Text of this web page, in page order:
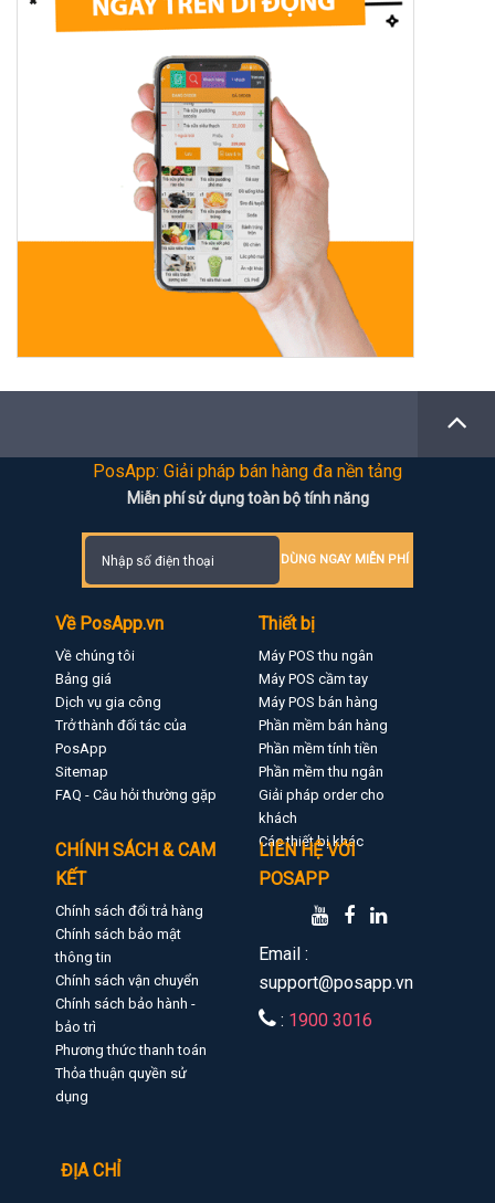
PosApp: Giải pháp bán hàng đa nền tảng
Miễn phí sử dụng toàn bộ tính năng
DÙNG NGAY MIỄN PHÍ
Về PosApp.vn
Về chúng tôi
Bảng giá
Dịch vụ gia công
Trở thành đối tác của
PosApp
Sitemap
FAQ - Câu hỏi thường gặp
Thiết bị
Máy POS thu ngân
Máy POS cầm tay
Máy POS bán hàng
Phần mềm bán hàng
Phần mềm tính tiền
Phần mềm thu ngân
Giải pháp order cho
khách
Các thiết bị khác
CHÍNH SÁCH & CAM
KẾT
Chính sách đổi trả hàng
Chính sách bảo mật
thông tin
Chính sách vận chuyển
Chính sách bảo hành -
bảo trì
Phương thức thanh toán
Thỏa thuận quyền sử
dụng
LIÊN HỆ VỚI
POSAPP
Email :
support@posapp.vn
: 1900 3016
ĐỊA CHỈ